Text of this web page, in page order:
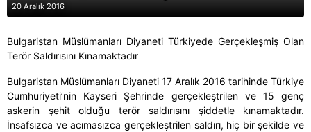
20 Aralık 2016
Bulgaristan Müslümanları Diyaneti Türkiyede Gerçekleşmiş Olan
Terör Saldırısını Kınamaktadır
Bulgaristan Müslümanları Diyaneti 17 Aralık 2016 tarihinde Türkiye
Cumhuriyeti’nin Kayseri Şehrinde gerçekleştrilen ve 15 genç
askerin şehit olduğu terör saldırısını şiddetle kınamaktadır.
İnsafsızca ve acımasızca gerçekleştrilen saldırı, hiç bir şekilde ve